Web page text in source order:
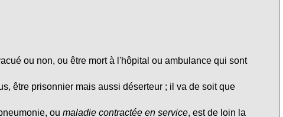
ou non, ou être mort à l'hôpital ou ambulance qui sont
être prisonnier mais aussi déserteur ; il va de soit que
ou maladie contractée en service, est de loin la